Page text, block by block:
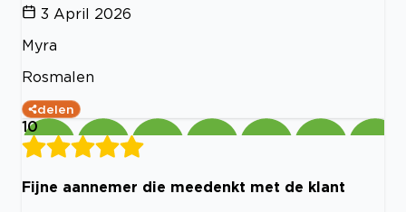
3 April 2026
Myra
Rosmalen
delen
10
Fijne aannemer die meedenkt met de klant